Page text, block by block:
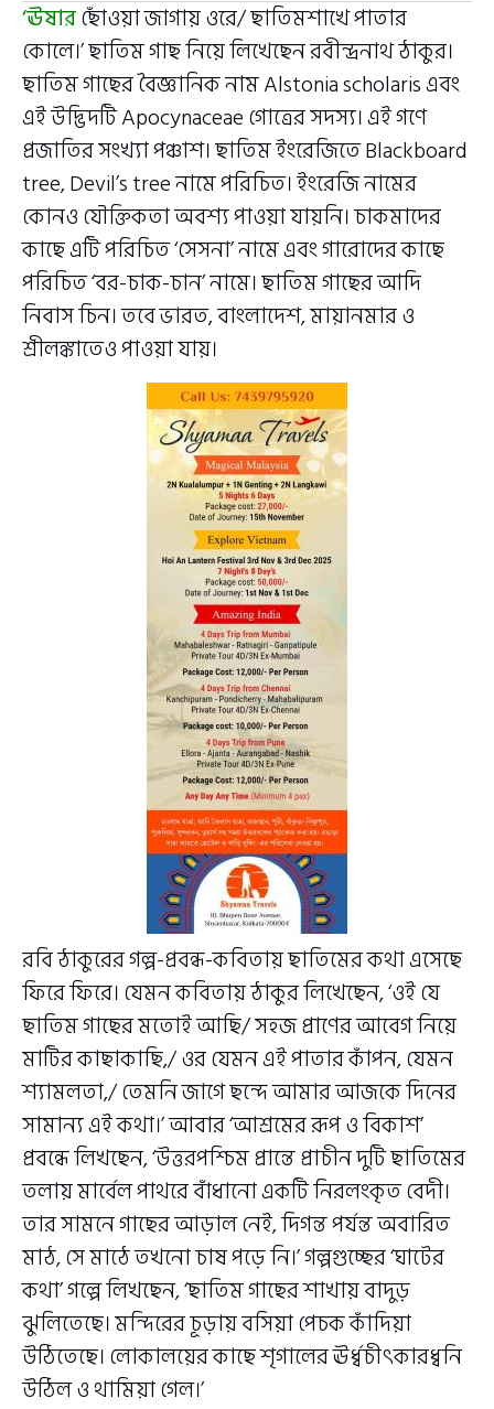
‘ঊষারছোঁওয়া জাগায় ওরে/ ছাতিমশাখে পাতার
কোলে।’ ছাতিম গাছ নিয়ে লিখেছেন রবীন্দ্রনাথ ঠাকুর।
ছাতিম গাছের বৈজ্ঞানিক নাম Alstonia scholaris এবং
এই উদ্ভিদটি Apocynaceae গোত্রের সদস্য। এই গণে
প্রজাতির সংখ্যা পঞ্চাশ। ছাতিম ইংরেজিতে Blackboard
tree, Devil’s tree নামে পরিচিত। ইংরেজি নামের
কোনও যৌক্তিকতা অবশ্য পাওয়া যায়নি। চাকমাদের
কাছে এটি পরিচিত ‘সেসনা’ নামে এবং গারোদের কাছে
পরিচিত ‘বর-চাক-চান’ নামে। ছাতিম গাছের আদি
নিবাস চিন। তবে ভারত, বাংলাদেশ, মায়ানমার ও
শ্রীলঙ্কাতেও পাওয়া যায়।
রবি ঠাকুরের গল্প-প্রবন্ধ-কবিতায় ছাতিমের কথা এসেছে
ফিরে ফিরে। যেমন কবিতায় ঠাকুর লিখেছেন, ‘ওই যে
ছাতিম গাছের মতোই আছি/ সহজ প্রাণের আবেগ নিয়ে
মাটির কাছাকাছি,/ ওর যেমন এই পাতার কাঁপন, যেমন
শ্যামলতা,/ তেমনি জাগে ছন্দে আমার আজকে দিনের
সামান্য এই কথা।’ আবার ‘আশ্রমের রূপ ও বিকাশ’
প্রবন্ধে লিখছেন, ‘উত্তরপশ্চিম প্রান্তে প্রাচীন দুটি ছাতিমের
তলায় মার্বেল পাথরে বাঁধানো একটি নিরলংকৃত বেদী।
তার সামনে গাছের আড়াল নেই, দিগন্ত পর্যন্ত অবারিত
মাঠ, সে মাঠে তখনো চাষ পড়ে নি।’ গল্পগুচ্ছের ‘ঘাটের
কথা’ গল্পে লিখছেন, ‘ছাতিম গাছের শাখায় বাদুড়
ঝুলিতেছে। মন্দিরের চূড়ায় বসিয়া পেচক কাঁদিয়া
উঠিতেছে। লোকালয়ের কাছে শৃগালের ঊর্ধ্বচীৎকারধ্বনি
উঠিল ও থামিয়া গেল।’